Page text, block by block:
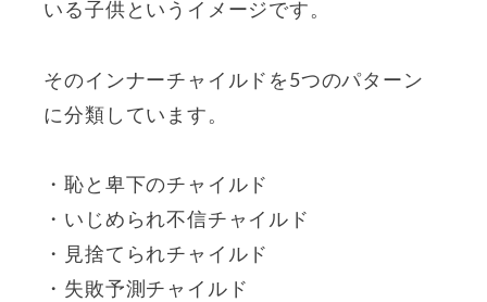
いる子供というイメージです。
そのインナーチャイルドを5つのパターン
に分類しています。
・恥と卑下のチャイルド
・いじめられ不信チャイルド
・見捨てられチャイルド
・失敗予測チャイルド